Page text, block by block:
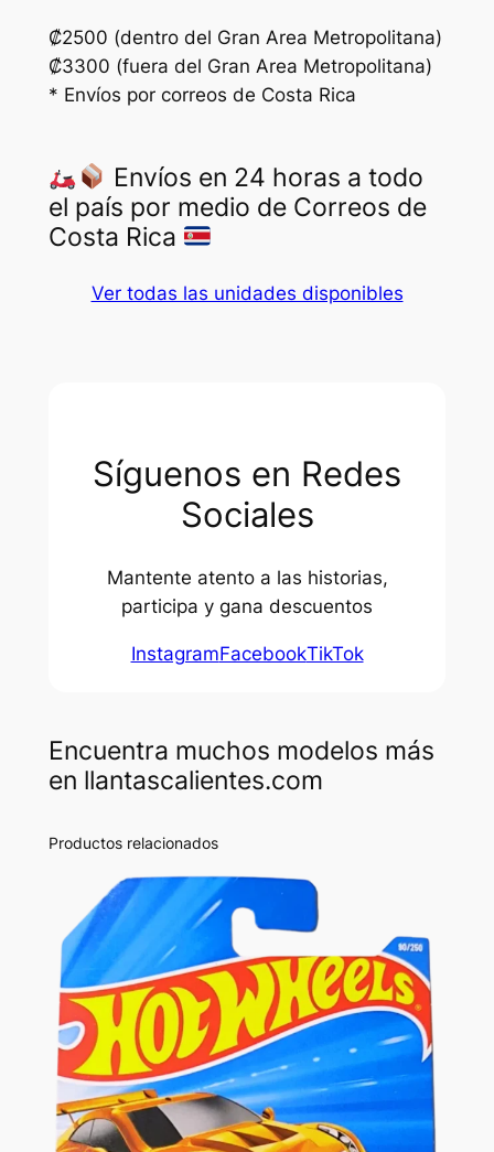
₡2500 (dentro del Gran Area Metropolitana)
₡3300 (fuera del Gran Area Metropolitana)
* Envíos por correos de Costa Rica
Envíos en 24 horas a todo
el país por medio de Correos de
Costa Rica
Ver todas las unidades disponibles
Síguenos en Redes
Sociales
Mantente atento a las historias,
participa y gana descuentos
InstagramFacebookTikTok
Encuentra muchos modelos más
en llantascalientes.com
Productos relacionados